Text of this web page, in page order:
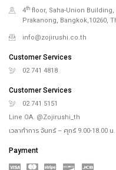
4th floor, Saha-Union
Prakanong, Bangkok,10260,
info@zojirushi.co.th
Customer Services
02 741 4818
Customer Services
02 741 5151
Line OA. @Zojirushi_th
เวลาทำการ จันทร์ – ศุกร์ 9.00-18.00 น.
Payment